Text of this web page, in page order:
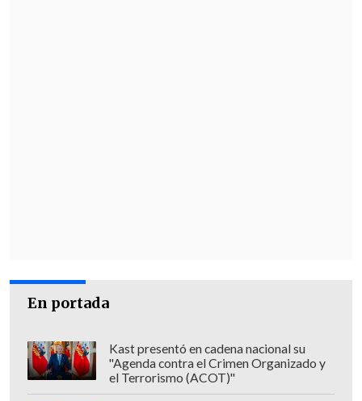
En portada
Kast presentó en cadena nacional su
"Agenda contra el Crimen Organizado y
el Terrorismo (ACOT)"